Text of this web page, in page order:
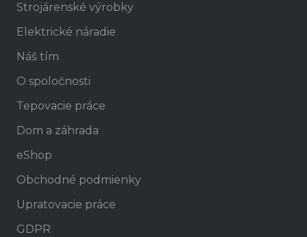
Strojárenské výrobky
Elektrické náradie
Náš tím
O spoločnosti
Tepovacie práce
Dom a záhrada
eShop
Obchodné podmienky
Upratovacie práce
GDPR